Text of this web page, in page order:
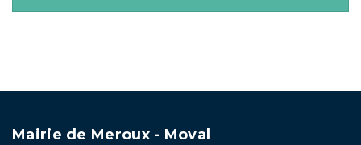
Mairie de Meroux - Moval